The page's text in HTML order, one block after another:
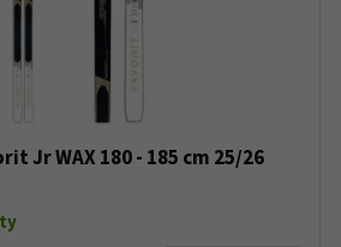
Jr WAX 180 - 185 cm 25/26